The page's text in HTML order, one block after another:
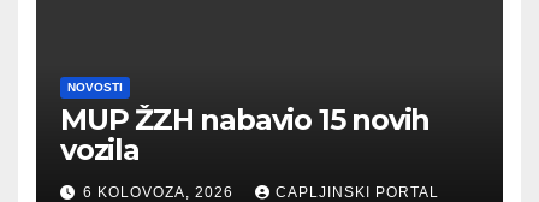
NOVOSTI
MUP ŽZH nabavio 15 novih
vozila
6 KOLOVOZA, 2026 CAPLJINSKI PORTAL